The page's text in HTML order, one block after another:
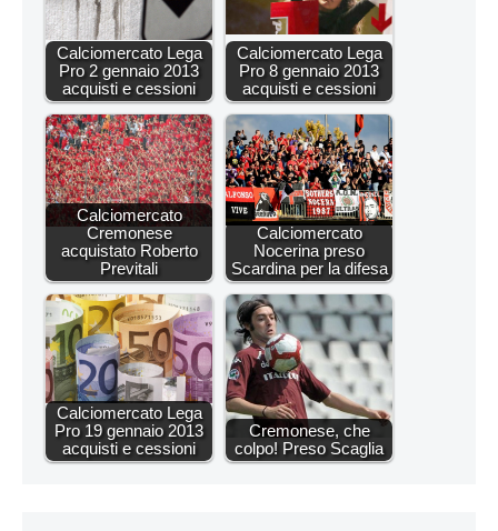
Calciomercato Lega
Pro 2 gennaio 2013
acquisti e cessioni
Calciomercato Lega
Pro 8 gennaio 2013
acquisti e cessioni
Calciomercato
Cremonese
acquistato Roberto
Previtali
Calciomercato
Nocerina preso
Scardina per la difesa
Calciomercato Lega
Pro 19 gennaio 2013
acquisti e cessioni
Cremonese, che
colpo! Preso Scaglia